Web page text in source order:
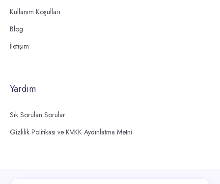
Kullanım Koşulları
Blog
İletişim
Yardım
Sık Sorulan Sorular
Gizlilik Politikası ve KVKK Aydınlatma Metni